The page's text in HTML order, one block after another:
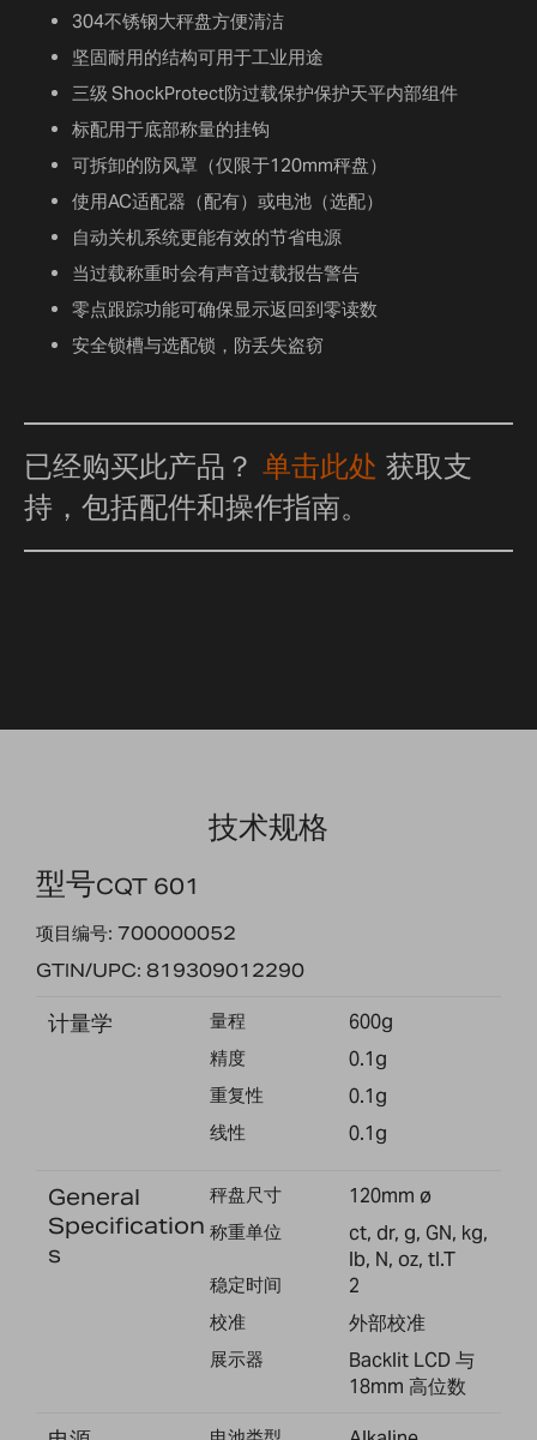
304不锈钢大秤盘方便清洁
坚固耐用的结构可用于工业用途
三级 ShockProtect防过载保护保护天平内部组件
标配用于底部称量的挂钩
可拆卸的防风罩（仅限于120mm秤盘）
使用AC适配器（配有）或电池（选配）
自动关机系统更能有效的节省电源
当过载称重时会有声音过载报告警告
零点跟踪功能可确保显示返回到零读数
安全锁槽与选配锁，防丢失盗窃
已经购买此产品？ 单击此处 获取支
持，包括配件和操作指南。
技术规格
型号CQT 601
项目编号: 700000052
GTIN/UPC: 819309012290
计量学 量程 600g
精度 0.1g
重复性 0.1g
线性 0.1g
General
Specification
s
秤盘尺寸 120mm ø
称重单位
ct, dr, g, GN, kg,
lb, N, oz, tl.T
稳定时间 2
校准 外部校准
展示器
Backlit LCD 与
18mm 高位数